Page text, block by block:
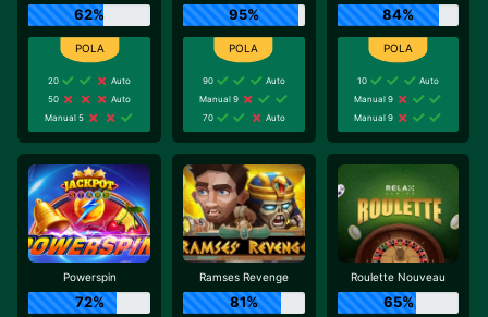
62%
20
Auto
50
Auto
Manual 5
95%
90
Auto
Manual 9
70
Auto
84%
10
Auto
Manual 9
Manual 9
Powerspin
72%
Ramses Revenge
81%
Roulette Nouveau
65%